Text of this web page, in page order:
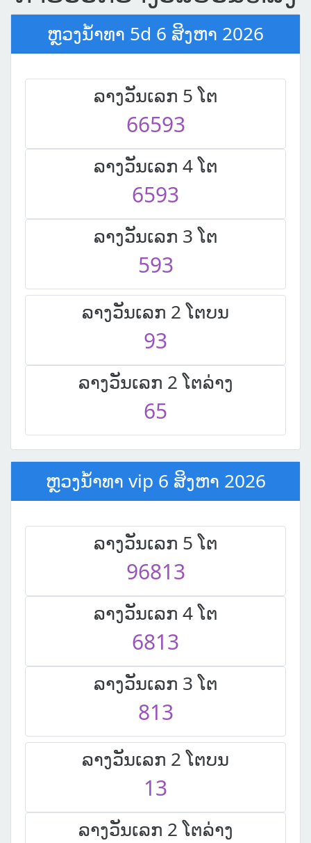
ຫຼວງນໍ້າທາ 5d 6 ສິງຫາ 2026
ລາງວັນເລກ 5 ໂຕ
66593
ລາງວັນເລກ 4 ໂຕ
6593
ລາງວັນເລກ 3 ໂຕ
593
ລາງວັນເລກ 2 ໂຕບນ
93
ລາງວັນເລກ 2 ໂຕລ່າງ
65
ຫຼວງນໍ້າທາ vip 6 ສິງຫາ 2026
ລາງວັນເລກ 5 ໂຕ
96813
ລາງວັນເລກ 4 ໂຕ
6813
ລາງວັນເລກ 3 ໂຕ
813
ລາງວັນເລກ 2 ໂຕບນ
13
ລາງວັນເລກ 2 ໂຕລ່າງ